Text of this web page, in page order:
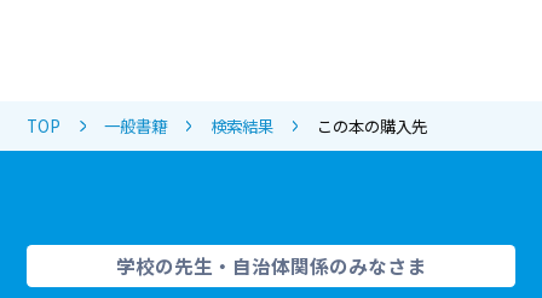
TOP 一般書籍 検索結果 この本の購入先
学校の先生・自治体関係のみなさま